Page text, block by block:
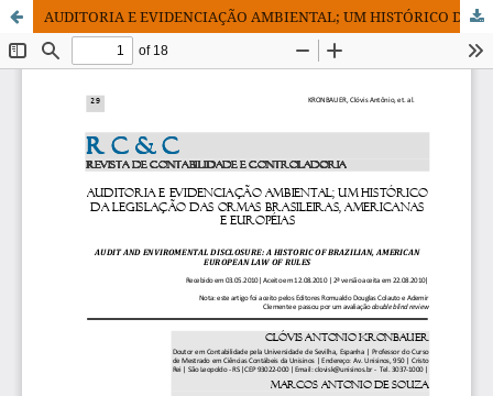
AUDITORIA E EVIDENCIAÇÃO AMBIENTAL; UM HISTÓRICO DA LEGISLAÇÃO DAS NORMAS BRASILEIRAS, AMERICANAS E EUROPÉIAS